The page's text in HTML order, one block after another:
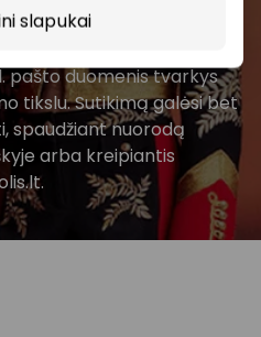
slapukai sutinki gauti
pašto duomenis tvarkys
tikslu. Sutikimą galėsi bet
spaudžiant nuorodą
arba kreipiantis